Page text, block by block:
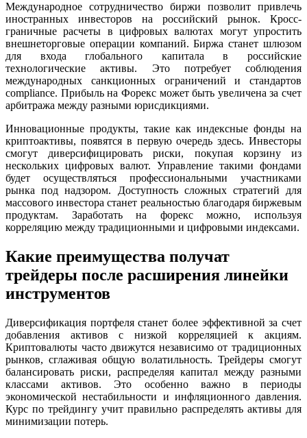
Международное сотрудничество биржи позволит привлечь
иностранных инвесторов на российский рынок. Кросс-
граничные расчеты в цифровых валютах могут упростить
внешнеторговые операции компаний. Биржа станет шлюзом
для входа глобального капитала в российские
технологические активы. Это потребует соблюдения
международных санкционных ограничений и стандартов
compliance. Прибыль на Форекс может быть увеличена за счет
арбитража между разными юрисдикциями.
Инновационные продукты, такие как индексные фонды на
криптоактивы, появятся в первую очередь здесь. Инвесторы
смогут диверсифицировать риски, покупая корзину из
нескольких цифровых валют. Управление такими фондами
будет осуществляться профессиональными участниками
рынка под надзором. Доступность сложных стратегий для
массового инвестора станет реальностью благодаря биржевым
продуктам. Заработать на форекс можно, используя
корреляцию между традиционными и цифровыми индексами.
Какие преимущества получат
трейдеры после расширения линейки
инструментов
Диверсификация портфеля станет более эффективной за счет
добавления активов с низкой корреляцией к акциям.
Криптовалюты часто движутся независимо от традиционных
рынков, сглаживая общую волатильность. Трейдеры смогут
балансировать риски, распределяя капитал между разными
классами активов. Это особенно важно в периоды
экономической нестабильности и инфляционного давления.
Курс по трейдингу учит правильно распределять активы для
минимизации потерь.